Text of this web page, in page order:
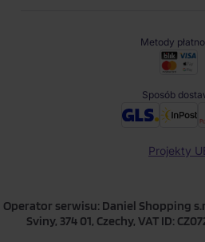
Metody
Sposób
Projekty
Operator serwisu: Daniel Shopping
Sviny, 374 01, Czechy, VAT ID: